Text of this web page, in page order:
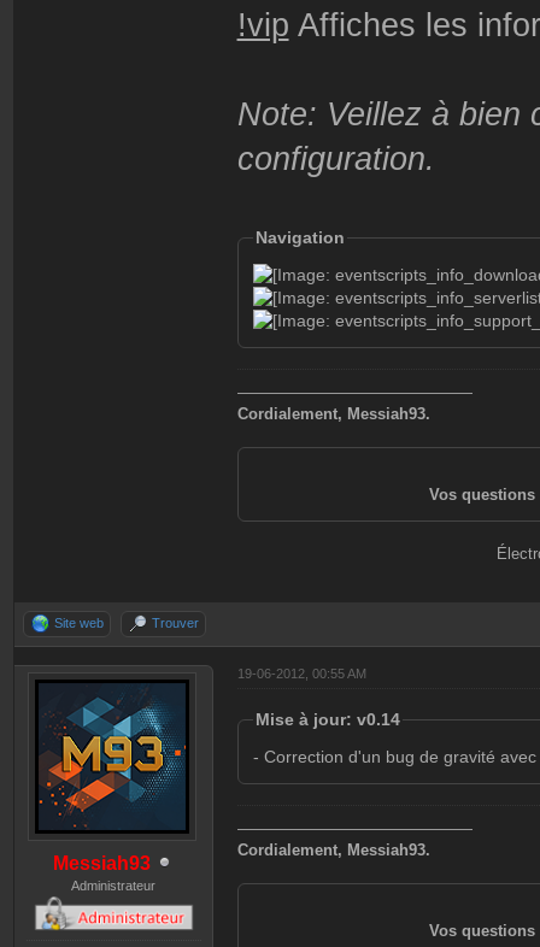
- cashRemove:
- shake: Faire
Valeurs:
- camouflage:
l'équipe adverse.
Valeurs: 1
- noFlash:
Valeurs:
- setHealth:
Valeurs: <vie>
!vip Affiches les
Note: Veillez à bien
configuration.
Navigation
———————————————
Cordialement, Messiah93.
Vos questions
Site web Trouver
Messiah93
Administrateur
19-06-2012, 00:55 AM
Mise à jour: v0.14
- Correction d'un bug de gravité avec
———————————————
Cordialement, Messiah93.
Vos questions